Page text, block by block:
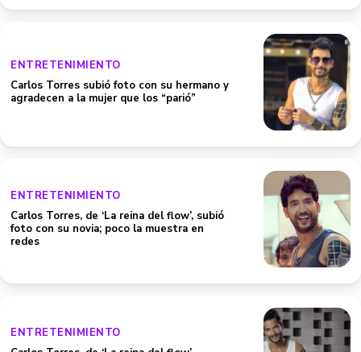
ENTRETENIMIENTO
Carlos Torres subió foto con su hermano y
agradecen a la mujer que los “parió”
ENTRETENIMIENTO
Carlos Torres, de ‘La reina del flow’, subió
foto con su novia; poco la muestra en
redes
ENTRETENIMIENTO